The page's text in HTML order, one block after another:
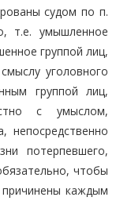
судом по п.
т.е. умышленное
группой лиц,
уголовного
группой лиц,
с умыслом,
непосредственно
потерпевшего,
чтобы
каждым